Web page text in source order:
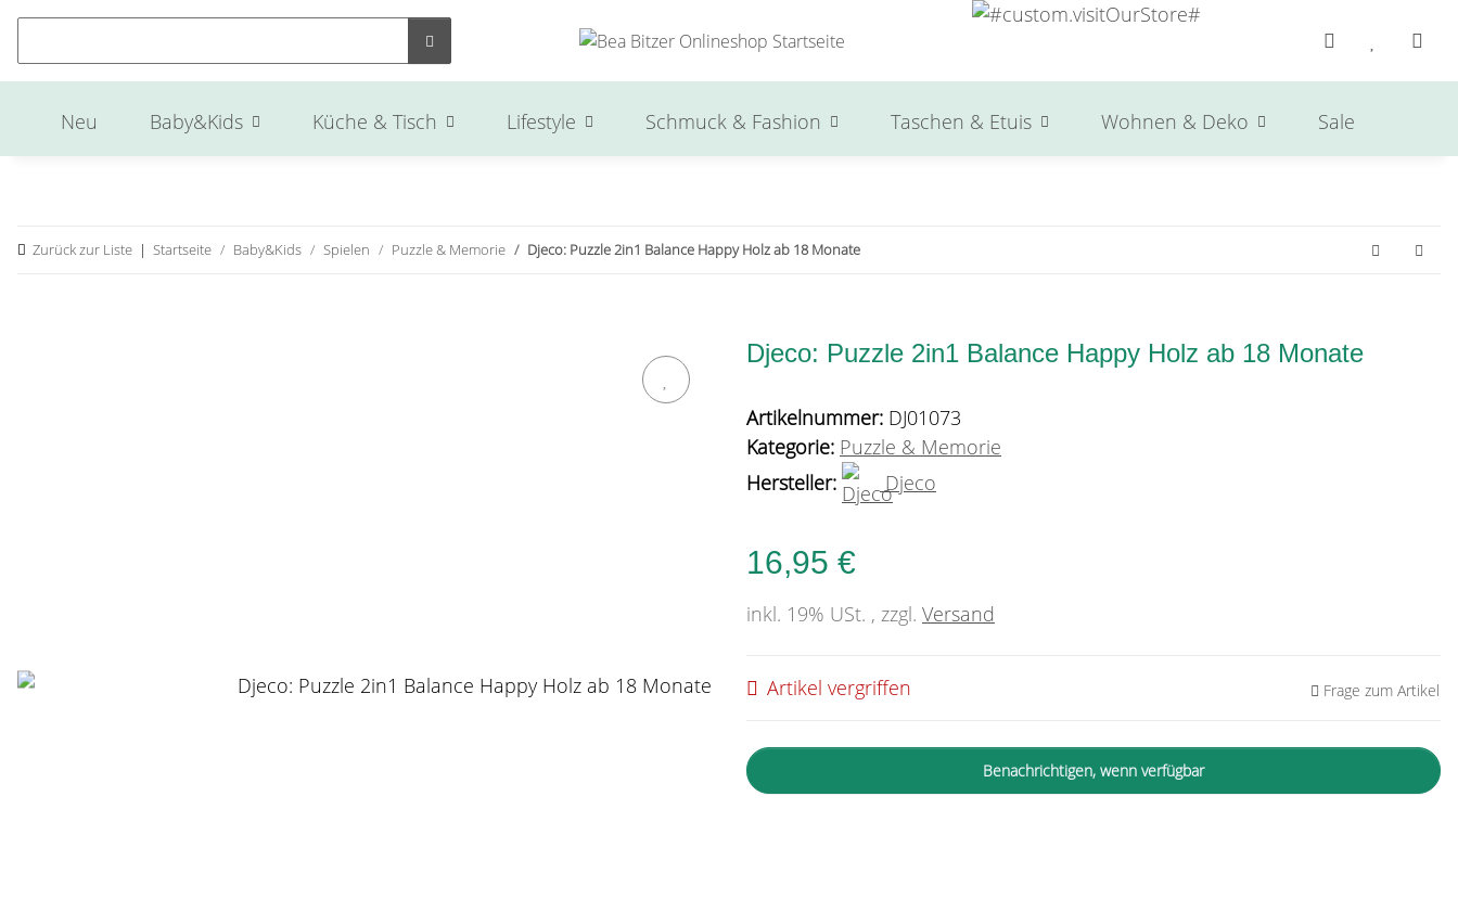
Neu Baby&Kids Küche & Tisch Lifestyle Schmuck & Fashion Taschen & Etuis Wohnen & Deko Sale
Zurück zur Liste Startseite Baby&Kids Spielen Puzzle & Memorie Djeco: Puzzle 2in1 Balance Happy Holz ab 18 Monate
Djeco: Puzzle 2in1 Balance Happy Holz ab 18 Monate
Artikelnummer: DJ01073
Kategorie: Puzzle & Memorie
Hersteller:
Djeco
16,95 €
inkl. 19% USt. , zzgl. Versand
Artikel vergriffen Frage zum Artikel
Benachrichtigen, wenn verfügbar